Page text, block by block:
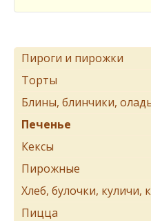
Пироги и пирожки
Торты
Блины, блинчики,
Печенье
Кексы
Пирожные
Хлеб, булочки, куличи,
Пицца